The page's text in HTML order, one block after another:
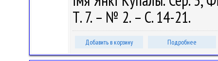
Т. 7. – № 2. – С. 14-21.
Добавить в корзину Подробнее